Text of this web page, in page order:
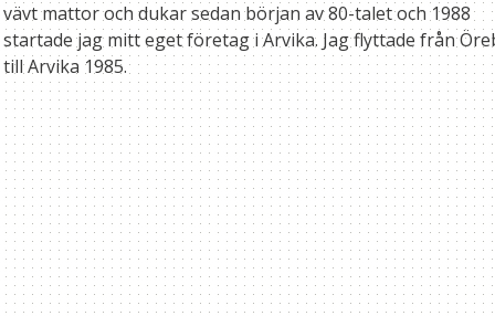
vävt mattor och dukar sedan början av 80-talet och 1988
startade jag mitt eget företag i Arvika. Jag flyttade från
till Arvika 1985.